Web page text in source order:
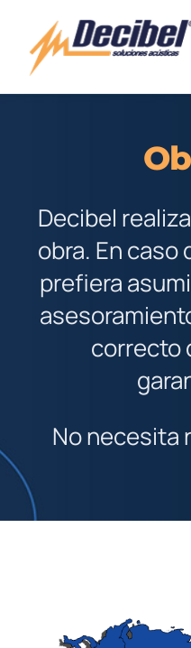
contenido
Decibel
obra. En caso
prefiera
correcto
No necesita